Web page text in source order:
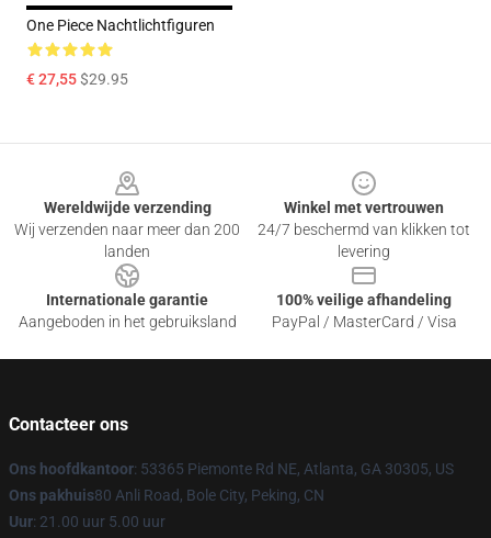
One Piece Nachtlichtfiguren
€ 27,55$29.95
Wereldwijde verzending
Wij verzenden naar meer dan 200
landen
Winkel met vertrouwen
24/7 beschermd van klikken tot
levering
Internationale garantie
Aangeboden in het gebruiksland
100% veilige afhandeling
PayPal / MasterCard / Visa
Contacteer ons
Ons hoofdkantoor: 53365 Piemonte Rd NE, Atlanta, GA 30305, US
Ons pakhuis80 Anli Road, Bole City, Peking, CN
Uur: 21.00 uur 5.00 uur